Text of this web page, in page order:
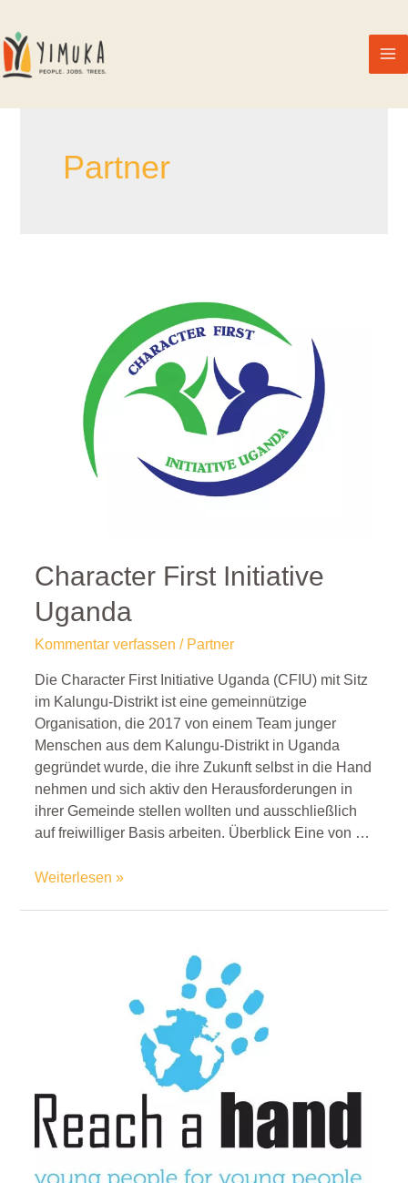
Partner
Character First Initiative
Uganda
Kommentar verfassen / Partner
Die Character First Initiative Uganda (CFIU) mit Sitz
im Kalungu-Distrikt ist eine gemeinnützige
Organisation, die 2017 von einem Team junger
Menschen aus dem Kalungu-Distrikt in Uganda
gegründet wurde, die ihre Zukunft selbst in die Hand
nehmen und sich aktiv den Herausforderungen in
ihrer Gemeinde stellen wollten und ausschließlich
auf freiwilliger Basis arbeiten. Überblick Eine von …
Weiterlesen »